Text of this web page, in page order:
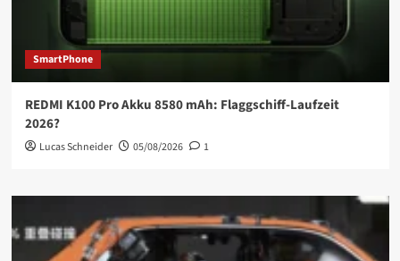
SmartPhone
REDMI K100 Pro Akku 8580 mAh: Flaggschiff-Laufzeit
2026?
Lucas Schneider 05/08/2026 1